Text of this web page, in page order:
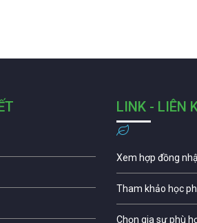
LINK - LIÊN
Xem hợp đồng
Tham khảo học
Chọn gia sư phù